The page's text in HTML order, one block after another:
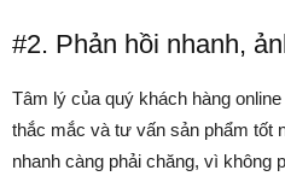
#2. Phản hồi nhanh,
Tâm lý của quý khách hàng
thắc mắc và tư vấn sản phẩm tốt
nhanh càng phải chăng, vì không